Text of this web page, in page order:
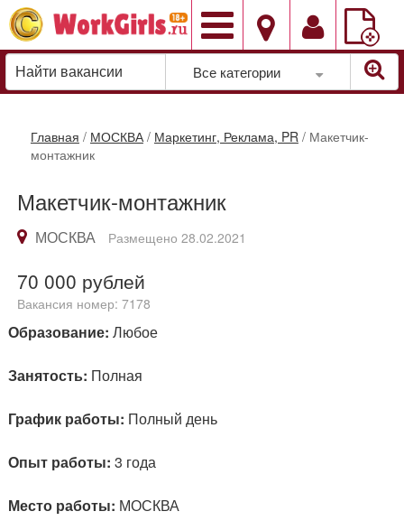
Добавить
вакансию
Все категории
Главная / МОСКВА / Маркетинг, Реклама, PR / Макетчик-
монтажник
Макетчик-монтажник
МОСКВА Размещено 28.02.2021
70 000 рублей
Вакансия номер: 7178
Образование: Любое
Занятость: Полная
График работы: Полный день
Опыт работы: 3 года
Место работы: МОСКВА